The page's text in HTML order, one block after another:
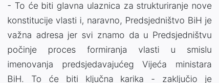
- To će biti glavna ulaznica za strukturiranje nove
konstitucije vlasti i, naravno, Predsjedništvo BiH je
važna adresa jer svi znamo da u Predsjedništvu
počinje proces formiranja vlasti u smislu
imenovanja predsjedavajućeg Vijeća ministara
BiH. To će biti ključna karika - zaključio je